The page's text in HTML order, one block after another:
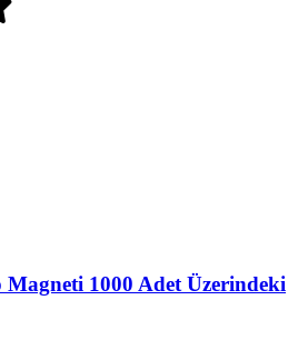
1000 Adet Üzerindeki